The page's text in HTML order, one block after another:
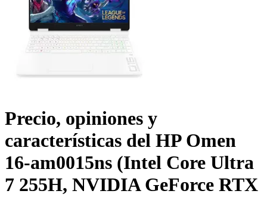
Precio, opiniones y
características del HP Omen
16-am0015ns (Intel Core Ultra
7 255H, NVIDIA GeForce RTX